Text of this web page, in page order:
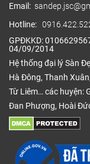
Email:
Hotline:
GPĐKKD:
04/09/2014
Hệ thống đại lý Sàn
Hà Đông, Thanh
Từ Liêm… các huyện:
Đan Phượng, Hoài